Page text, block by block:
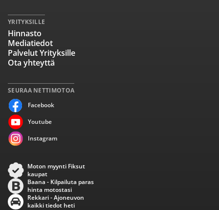
SEURAA NETTIMOTOA
Facebook
Youtube
Instagram
YRITYKSILLE
Hinnasto
Mediatiedot
Palvelut Yrityksille
Ota yhteyttä
Moton myynti Fiksut
kaupat
Baana - Kilpailuta paras
hinta motostasi
Rekkari - Ajoneuvon
kaikki tiedot heti